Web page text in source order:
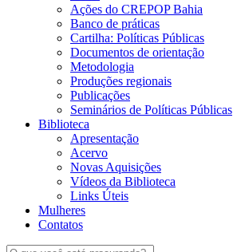
Ações do CREPOP Bahia
Banco de práticas
Cartilha: Políticas Públicas
Documentos de orientação
Metodologia
Produções regionais
Publicações
Seminários de Políticas Públicas
Biblioteca
Apresentação
Acervo
Novas Aquisições
Vídeos da Biblioteca
Links Úteis
Mulheres
Contatos